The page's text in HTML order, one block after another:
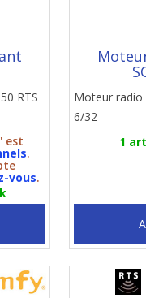
RTS
est
.
vous.
Moteur radio
6/32
1